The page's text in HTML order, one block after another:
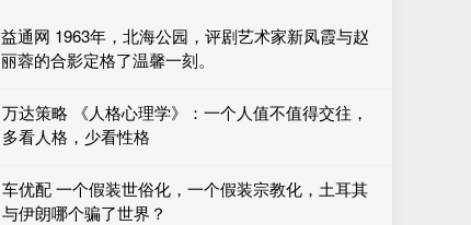
益通网 1963年，北海公园，评剧艺术家新凤霞与赵
丽蓉的合影定格了温馨一刻。
万达策略 《人格心理学》：一个人值不值得交往，
多看人格，少看性格
车优配 一个假装世俗化，一个假装宗教化，土耳其
与伊朗哪个骗了世界？